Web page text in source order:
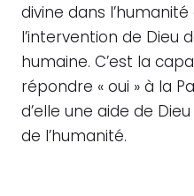
divine dans
l’intervention de Dieu
humaine. C’est la
répondre « oui » à la
d’elle une aide de
de l’humanité.